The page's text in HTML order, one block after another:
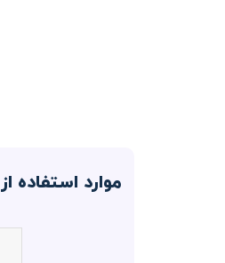
موارد استفاده از WriteAnythingAI